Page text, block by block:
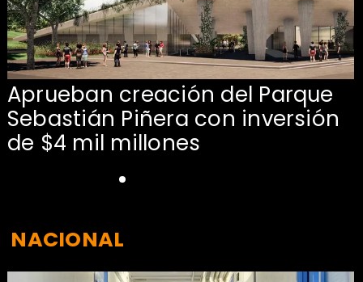
Aprueban creación del Parque
Sebastián Piñera con inversión
de $4 mil millones
NACIONAL